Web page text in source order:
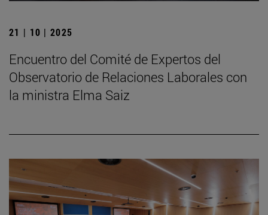
21 | 10 | 2025
Encuentro del Comité de Expertos del
Observatorio de Relaciones Laborales con
la ministra Elma Saiz